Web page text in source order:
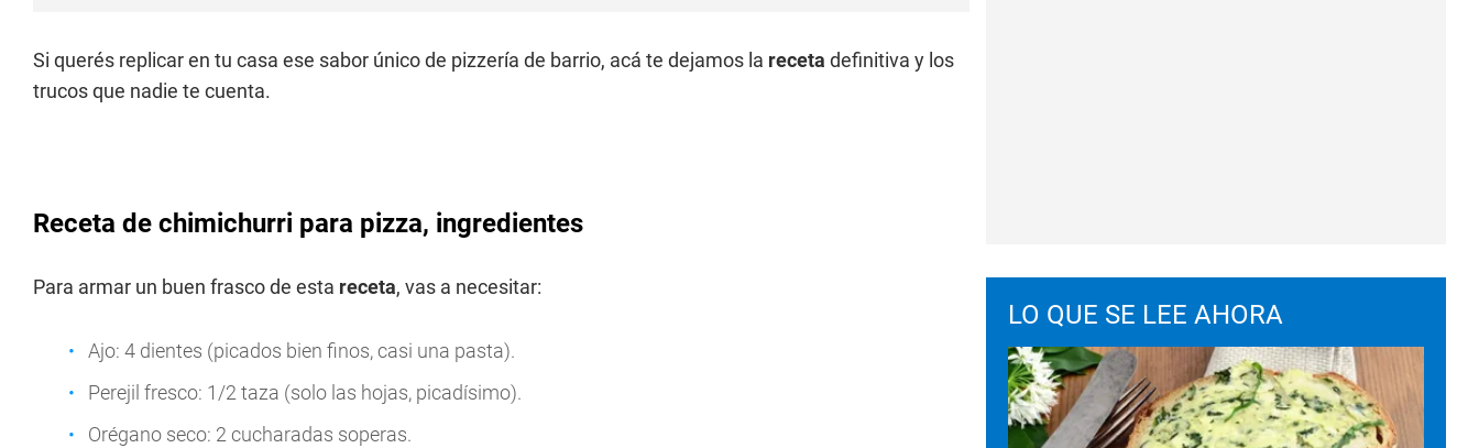
Si querés replicar en tu casa ese sabor único de pizzería de barrio, acá te dejamos la receta definitiva y los
trucos que nadie te cuenta.
Receta de chimichurri para pizza, ingredientes
Para armar un buen frasco de esta receta, vas a necesitar:
Ajo: 4 dientes (picados bien finos, casi una pasta).
Perejil fresco: 1/2 taza (solo las hojas, picadísimo).
Orégano seco: 2 cucharadas soperas.
LO QUE SE LEE AHORA